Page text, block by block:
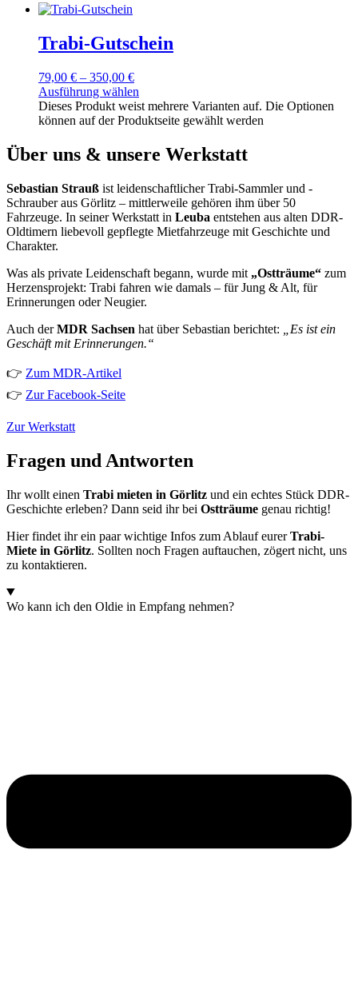
Trabi-Gutschein
79,00 € – 350,00 €
Ausführung wählen
Dieses Produkt weist mehrere Varianten auf. Die Optionen
können auf der Produktseite gewählt werden
Über uns & unsere Werkstatt
Sebastian Strauß ist leidenschaftlicher Trabi-Sammler und -
Schrauber aus Görlitz – mittlerweile gehören ihm über 50
Fahrzeuge. In seiner Werkstatt in Leuba entstehen aus alten DDR-
Oldtimern liebevoll gepflegte Mietfahrzeuge mit Geschichte und
Charakter.
Was als private Leidenschaft begann, wurde mit „Ostträume“ zum
Herzensprojekt: Trabi fahren wie damals – für Jung & Alt, für
Erinnerungen oder Neugier.
Auch derMDR Sachsen hat über Sebastian berichtet:
„Es ist ein
Geschäft mit Erinnerungen.“
👉 Zum MDR-Artikel
👉 Zur Facebook-Seite
Zur Werkstatt
Fragen und Antworten
Ihr wollt einen Trabi mieten in Görlitz und ein echtes Stück DDR-
Geschichte erleben? Dann seid ihr bei Ostträume genau richtig!
Hier findet ihr ein paar wichtige Infos zum Ablauf eurerTrabi-
Miete in Görlitz. Sollten noch Fragen auftauchen, zögert nicht, uns
zu kontaktieren.
Wo kann ich den Oldie in Empfang nehmen?